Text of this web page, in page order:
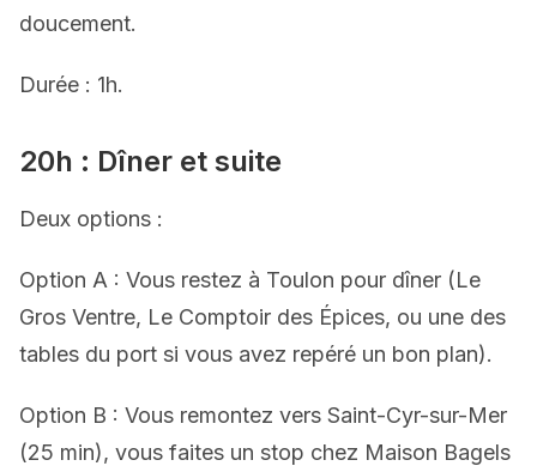
doucement.
Durée : 1h.
20h : Dîner et suite
Deux options :
Option A : Vous restez à Toulon pour dîner (Le
Gros Ventre, Le Comptoir des Épices, ou une des
tables du port si vous avez repéré un bon plan).
Option B : Vous remontez vers Saint-Cyr-sur-Mer
(25 min), vous faites un stop chez Maison Bagels